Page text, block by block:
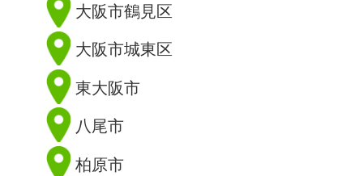
大阪市鶴見区
大阪市城東区
東大阪市
八尾市
柏原市